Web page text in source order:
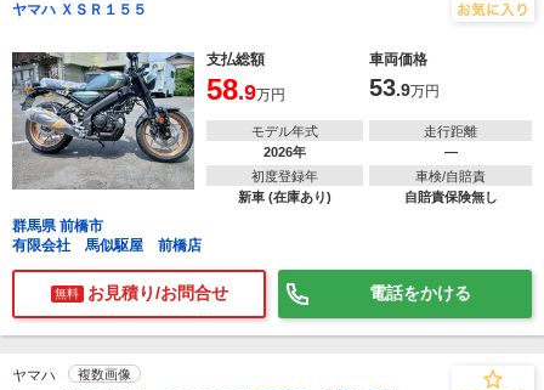
ヤマハ ＸＳＲ１５５
支払総額 車両価格
58.9万円 53.9万円
モデル年式
2026年
走行距離
―
初度登録年
新車 (在庫あり)
車検/自賠責
自賠責保険無し
群馬県 前橋市
有限会社 馬似駆屋 前橋店
無料 お見積り/お問合せ 電話をかける
ヤマハ 複数画像